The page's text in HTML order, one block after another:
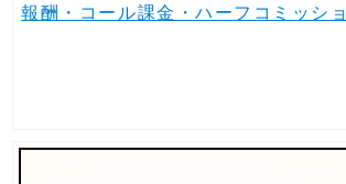
報酬・コール課金・ハーフコミッショ